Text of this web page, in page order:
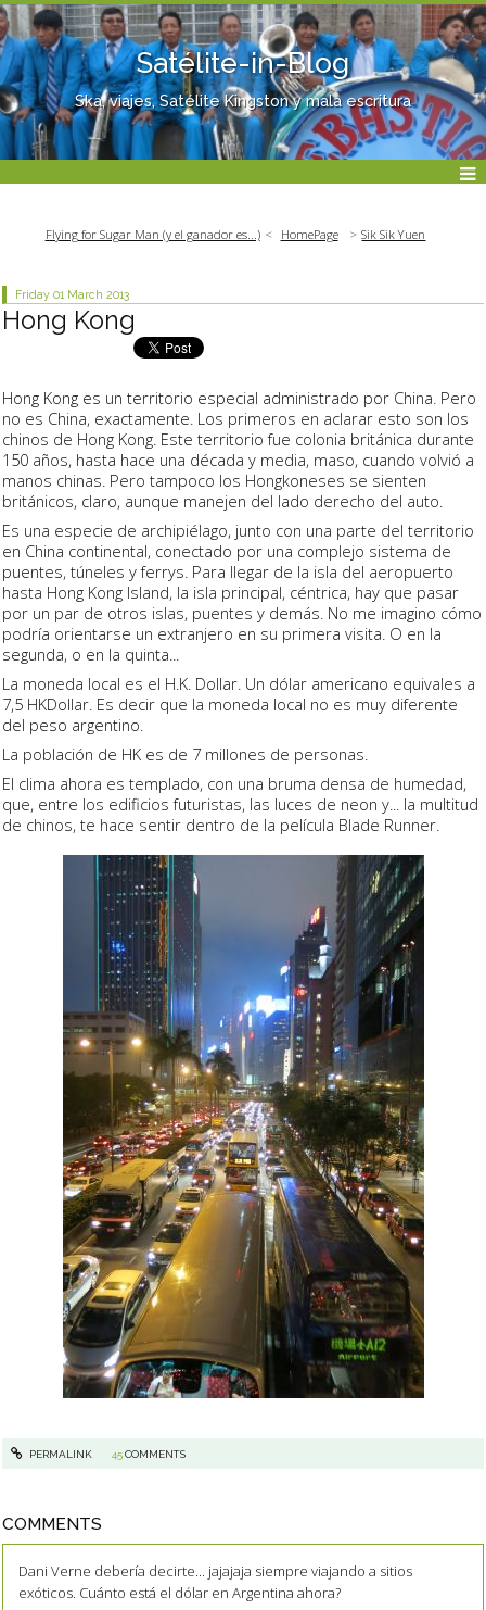
Satélite-in-Blog
Ska, viajes, Satélite Kingston y mala escritura
Flying for Sugar Man (y el ganador es...) HomePage Sik Sik Yuen
Friday 01 March 2013
Hong Kong
Hong Kong es un territorio especial administrado por China. Pero
no es China, exactamente. Los primeros en aclarar esto son los
chinos de Hong Kong. Este territorio fue colonia británica durante
150 años, hasta hace una década y media, maso, cuando volvió a
manos chinas. Pero tampoco los Hongkoneses se sienten
británicos, claro, aunque manejen del lado derecho del auto.
Es una especie de archipiélago, junto con una parte del territorio
en China continental, conectado por una complejo sistema de
puentes, túneles y ferrys. Para llegar de la isla del aeropuerto
hasta Hong Kong Island, la isla principal, céntrica, hay que pasar
por un par de otros islas, puentes y demás. No me imagino cómo
podría orientarse un extranjero en su primera visita. O en la
segunda, o en la quinta...
La moneda local es el H.K. Dollar. Un dólar americano equivales a
7,5 HKDollar. Es decir que la moneda local no es muy diferente
del peso argentino.
La población de HK es de 7 millones de personas.
El clima ahora es templado, con una bruma densa de humedad,
que, entre los edificios futuristas, las luces de neon y... la multitud
de chinos, te hace sentir dentro de la película Blade Runner.
PERMALINK 45COMMENTS
COMMENTS
Dani Verne debería decirte... jajajaja siempre viajando a sitios
exóticos. Cuánto está el dólar en Argentina ahora?